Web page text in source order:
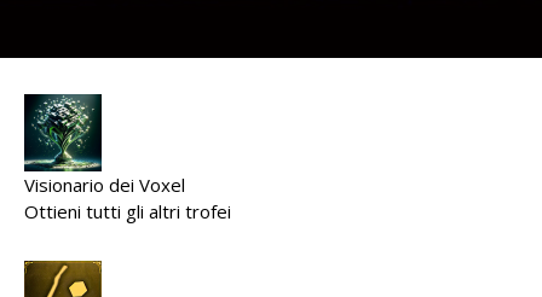
Visionario dei Voxel
Ottieni tutti gli altri trofei